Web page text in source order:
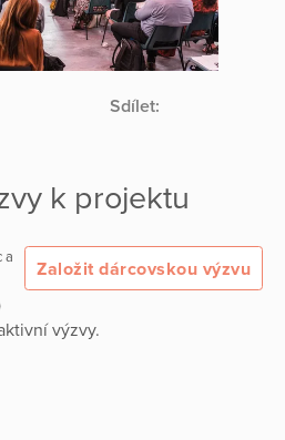
Sdílet:
k projektu
a
Založit dárcovskou výzvu
výzvy.